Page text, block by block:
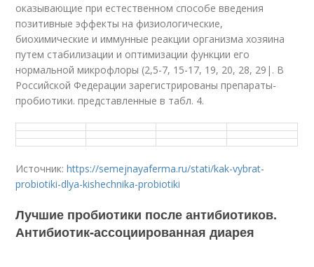
оказывающие при естественном способе введения
позитивные эффекты на физиологические,
биохимические и иммунные реакции организма хозяина
путем стабилизации и оптимизации функции его
нормальной микрофлоры (2,5-7, 15-17, 19, 20, 28, 29|. В
Российской Федерации зарегистрированы препараты-
пробиотики. представленные в табл. 4.
Источник:https://semejnayaferma.ru/stati/kak-vybrat-
probiotiki-dlya-kishechnika-probiotiki
Лучшие пробиотики после антибиотиков.
Антибиотик-ассоциированная диарея